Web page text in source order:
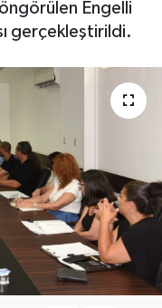
Engelli
gerçekleştirildi.